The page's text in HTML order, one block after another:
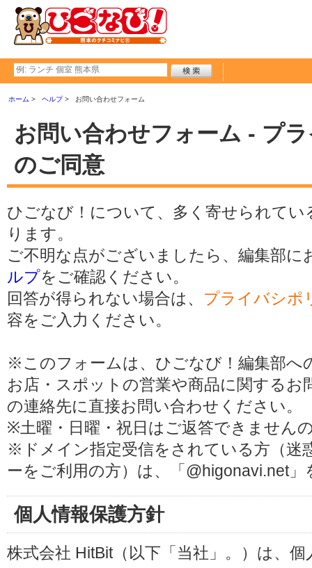
ホーム ヘルプ お問い合わせフォーム
お問い合わせフォーム - プ
のご同意
ひごなび！について、多く寄せられてい
ります。
ご不明な点がございましたら、編集部
ルプをご確認ください。
回答が得られない場合は、 プライバシポ
容をご入力ください。
※このフォームは、ひごなび！編集部へ
お店・スポットの営業や商品に関する
の連絡先に直接お問い合わせください。
※土曜・日曜・祝日はご返答できません
※ドメイン指定受信をされている方（迷
ーをご利用の方）は、「@higonavi.net
個人情報保護方針
株式会社 HitBit（以下「当社」。）は、